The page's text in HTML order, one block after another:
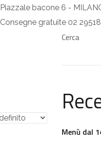
Piazzale bacone 6 -
Consegne gratuite 02
Cerca
Menù dal